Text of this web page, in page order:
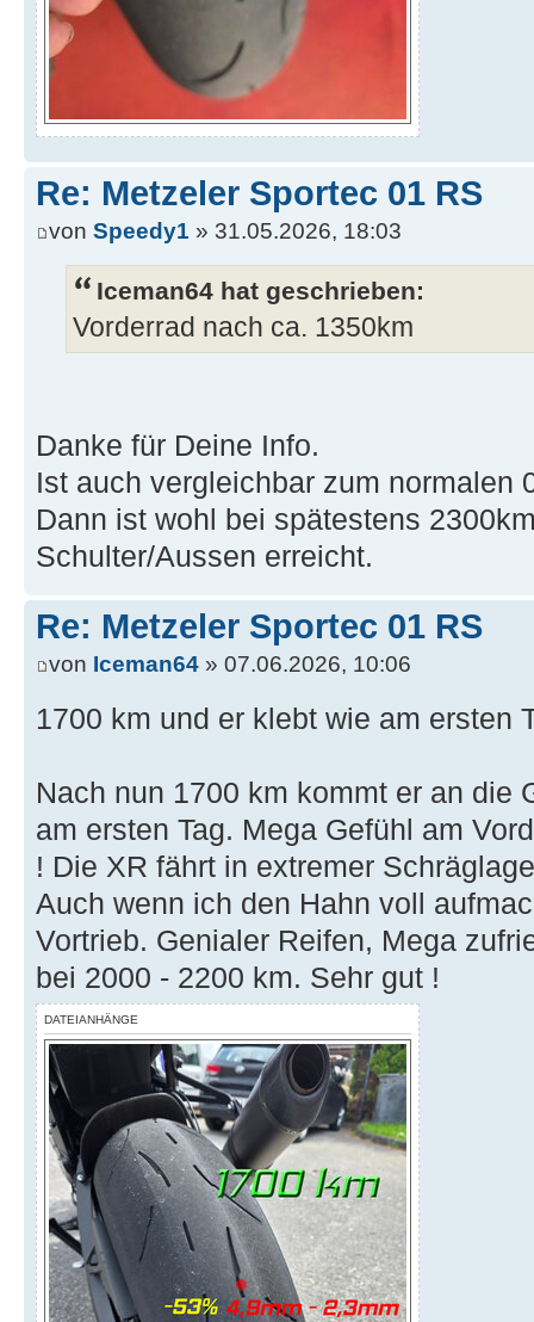
Re: Metzeler Sportec 01 RS
von Speedy1 » 31.05.2026, 18:03
Iceman64 hat geschrieben:
Vorderrad nach ca. 1350km
Danke für Deine Info.
Ist auch vergleichbar zum normalen
Dann ist wohl bei spätestens
Schulter/Aussen erreicht.
Re: Metzeler Sportec 01 RS
von Iceman64 » 07.06.2026, 10:06
1700 km und er klebt wie am ersten
Nach nun 1700 km kommt er an die
am ersten Tag. Mega Gefühl am
! Die XR fährt in extremer
Auch wenn ich den Hahn voll
Vortrieb. Genialer Reifen, Mega
bei 2000 - 2200 km. Sehr gut !
DATEIANHÄNGE